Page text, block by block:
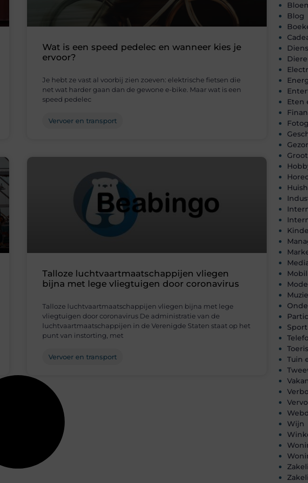
Blog
Eten
Sport
Tuin
Wijn
Wat is een speed pedelec en wanneer kies je
ervoor?
Je hebt ze vast al voorbij zien zoeven: elektrische fietsen die
net wat harder gaan dan de gewone e-bike. Maar wat is een
speed pedelec
Vervoer en transport
Talloze luchtvaartmaatschappijen vliegen
bijna met lege vliegtuigen door coronavirus
Talloze luchtvaartmaatschappijen vliegen bijna met lege
vliegtuigen door coronavirus De administratie van de
luchtvaartmaatschappijen in de Verenigde Staten staat op het
punt van instorting, met
Vervoer en transport